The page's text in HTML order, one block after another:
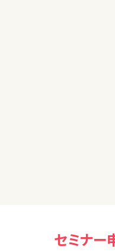
セミナー